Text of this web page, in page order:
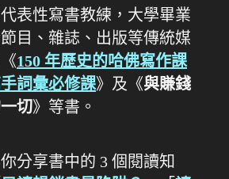
表性寫書教練，大學畢業
目、雜誌、出版等傳統媒
150 年歷史的哈佛寫作課
詞彙必修課》及《與賺錢
切》等書。
分享書中的 3 個閱讀知